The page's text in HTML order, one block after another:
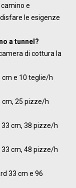
e
le esigenze
a tunnel?
di cottura la
e 10 teglie/h
25 pizze/h
cm, 38 pizze/h
cm, 48 pizze/h
33 cm e 96